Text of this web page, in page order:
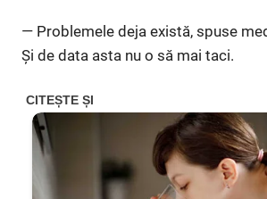
— Problemele deja există, spuse
Și de data asta nu o să mai taci.